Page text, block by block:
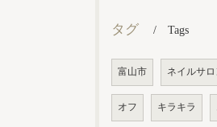
タグ Tags
富山市 ネイルサロ
オフ キラキラ